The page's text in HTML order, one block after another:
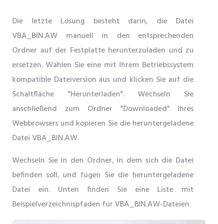
Die letzte Lösung besteht darin, die Datei
VBA_BIN.AW manuell in den entsprechenden
Ordner auf der Festplatte herunterzuladen und zu
ersetzen. Wählen Sie eine mit Ihrem Betriebssystem
kompatible Dateiversion aus und klicken Sie auf die
Schaltfläche "Herunterladen". Wechseln Sie
anschließend zum Ordner "Downloaded" Ihres
Webbrowsers und kopieren Sie die heruntergeladene
Datei VBA_BIN.AW.
Wechseln Sie in den Ordner, in dem sich die Datei
befinden soll, und fügen Sie die heruntergeladene
Datei ein. Unten finden Sie eine Liste mit
Beispielverzeichnispfaden für VBA_BIN.AW-Dateien.